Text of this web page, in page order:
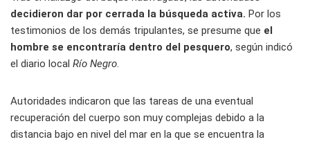
decidieron dar por cerrada la búsqueda activa. Por los
testimonios de los demás tripulantes, se presume que el
hombre se encontraría dentro del pesquero, según indicó
el diario local Río Negro.
Autoridades indicaron que las tareas de una eventual
recuperación del cuerpo son muy complejas debido a la
distancia bajo en nivel del mar en la que se encuentra la